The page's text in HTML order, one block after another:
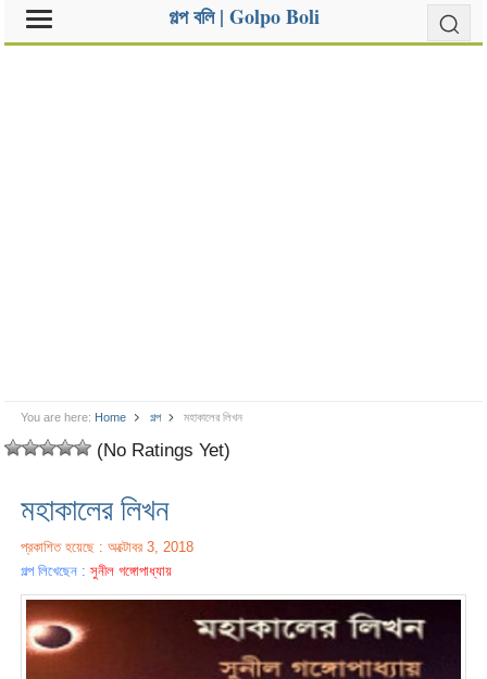
গল্প বলি | Golpo Boli
You are here: Home গল্প মহাকালের লিখন
(No Ratings Yet)
মহাকালের লিখন
প্রকাশিত হয়েছে : অক্টোবর 3, 2018
গল্প লিখেছেন :সুনীল গঙ্গোপাধ্যায়